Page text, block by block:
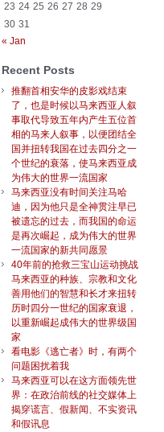
23 24 25 26 27 28 29
30 31
« Jan
Recent Posts
推翻首相安华的皮影戏结束
了，也是时候以马来西亚人叙
事取代导致五年内产生五位首
相的马来人叙事，以便团结全
国并扭转我国在过去四分之一
个世纪的衰落，使马来西亚成
为伟大的世界一流国家
马来西亚没有时间关注马哈
迪，因为他只是全神贯注早已
被遗忘的过去，而我国的命运
是再次崛起，成为伟大的世界
一流国家的新共同愿景
40年前的抢救三宝山运动挑战
马来西亚的种族、宗教和文化
善用他们的智慧和长才来扭转
历时四分一世纪的国家衰退，
以重新崛起成伟大的世界级国
家
看电影《逃亡者》时，有两个
问题困扰着我
马来西亚可以在这方面领先世
界：在政治前线的社交媒体上
揭穿谎言、假新闻、不实资讯
和假讯息